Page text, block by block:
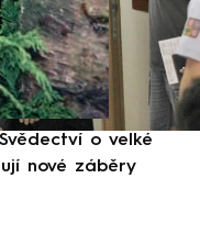
o velké
nové záběry